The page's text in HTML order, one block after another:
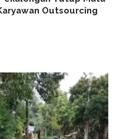
Outsourcing